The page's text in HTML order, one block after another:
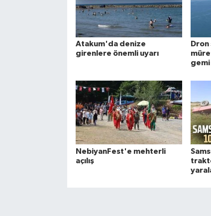
Atakum'da denize
girenlere önemli uyarı
Dron
NebiyanFest'e mehterli
açılış